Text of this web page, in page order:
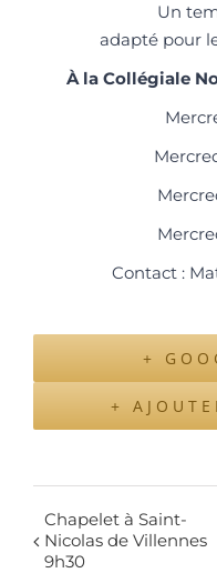
Un
adapté pour
À la Collégiale
Contact :
+
+
Chapelet à Saint-
Nicolas de Villennes
9h30